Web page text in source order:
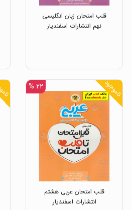
قلب امتحان زبان انگلیسی
نهم انتشارات اسفندیار
ناموجود ۲۲ %
قلب امتحان عربی هشتم
انتشارات اسفندیار